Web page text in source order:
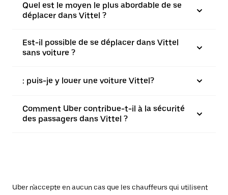
Quel est le moyen le plus abordable de se
déplacer dans Vittel ?
Est-il possible de se déplacer dans Vittel
sans voiture ?
: puis-je y louer une voiture Vittel?
Comment Uber contribue-t-il à la sécurité
des passagers dans Vittel ?
Uber n'accepte en aucun cas que les chauffeurs qui utilisent